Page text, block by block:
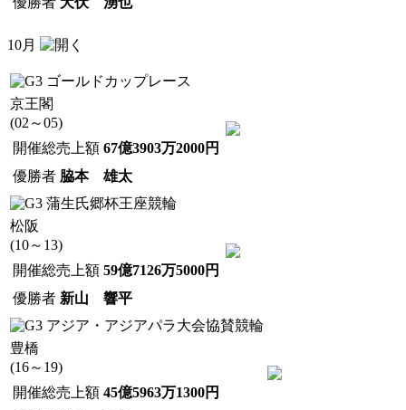
10月
ゴールドカップレース
京王閣
(02～05)
開催総売上額 67億3903万2000円
優勝者 脇本 雄太
蒲生氏郷杯王座競輪
松阪
(10～13)
開催総売上額 59億7126万5000円
優勝者 新山 響平
アジア・アジアパラ大会協賛競輪
豊橋
(16～19)
開催総売上額 45億5963万1300円